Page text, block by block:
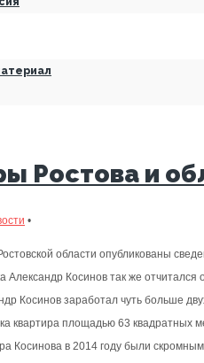
Ростова и
•
области опубликованы
Александр Косинов так же отчитался
Косинов заработал чуть больше
квартира площадью 63 квадратных
Косинова в 2014 году были